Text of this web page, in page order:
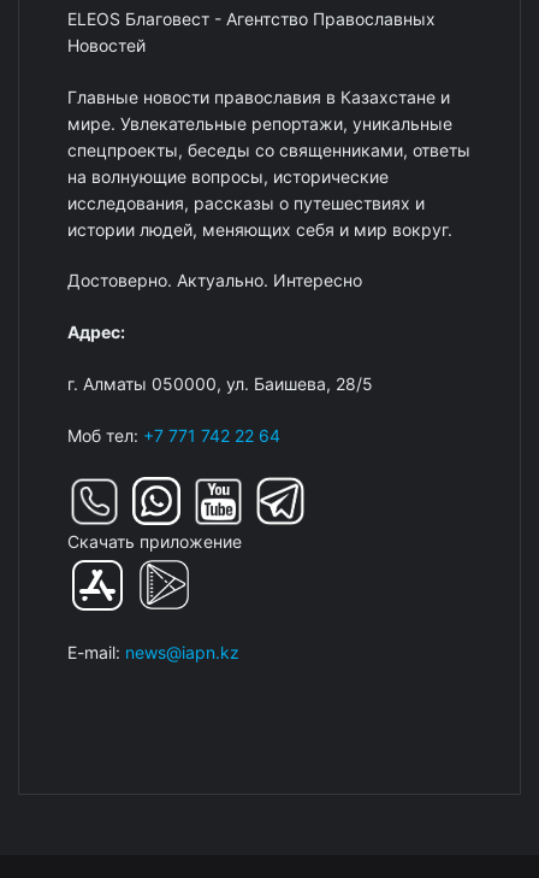
ELEOS Благовест - Агентство Православных
Новостей
Главные новости православия в Казахстане и
мире. Увлекательные репортажи, уникальные
спецпроекты, беседы со священниками, ответы
на волнующие вопросы, исторические
исследования, рассказы о путешествиях и
истории людей, меняющих себя и мир вокруг.
Достоверно. Актуально. Интересно
Адрес:
г. Алматы 050000, ул. Баишева, 28/5
Моб тел: +7 771 742 22 64
Скачать приложение
E-mail: news@iapn.kz